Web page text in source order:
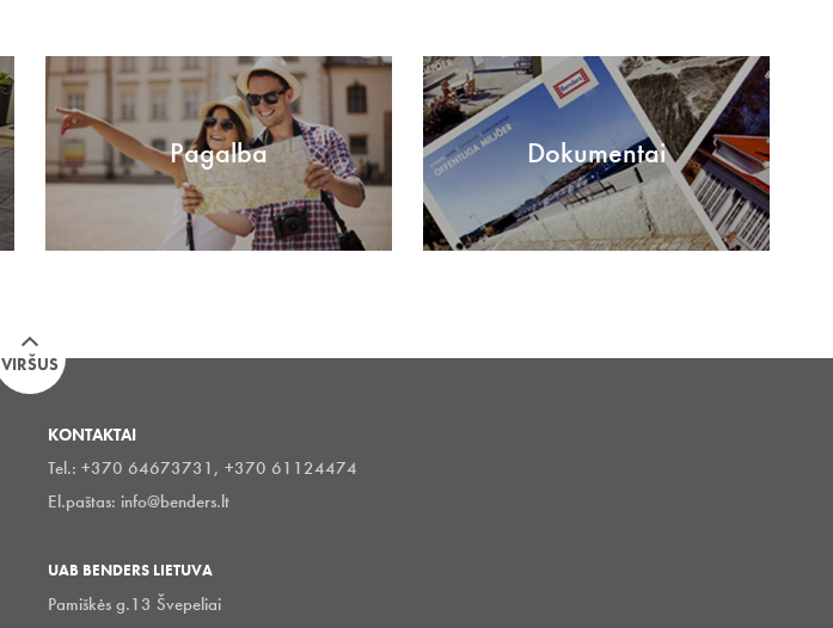
Pagalba Dokumentai
VIRŠUS
KONTAKTAI
Tel.: +370 64673731, +370 61124474
El.paštas: info@benders.lt
UAB BENDERS LIETUVA
Pamiškės g.13 Švepeliai